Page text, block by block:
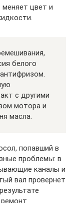
цвет и
белого
с другими
мотора и
масла.
попавший в
проблемы: в
каналы и
вал провернет